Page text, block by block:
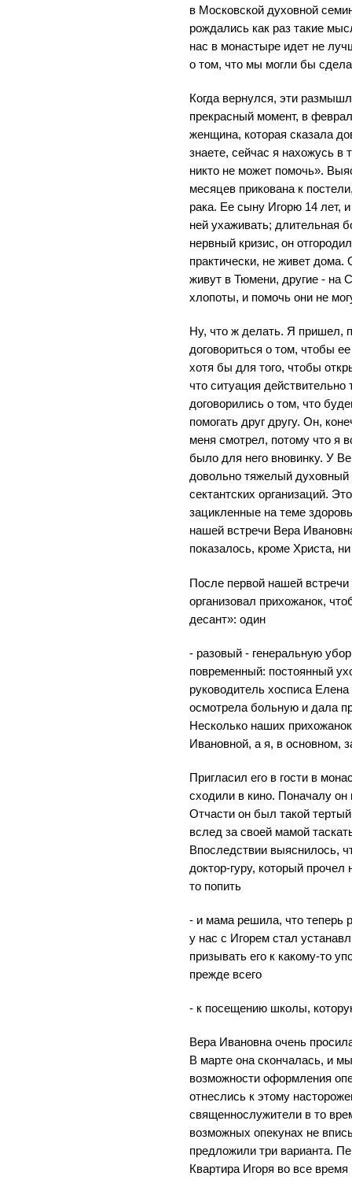
в Московской духовной
рождались как раз такие
нас в монастыре идет не
о том, что мы могли бы
Когда вернулся, эти
прекрасный момент, в
женщина, которая сказала
знаете, сейчас я нахожусь в
никто не может помочь».
месяцев прикована к
рака. Ее сыну Игорю 14 лет,
ней ухаживать; длительная
нервный кризис, он
практически, не живет
живут в Тюмени, другие - на
хлопоты, и помочь они не
Ну, что ж делать. Я пришел,
договориться о том, чтобы
хотя бы для того, чтобы
что ситуация
договорились о том, что
помогать друг другу. Он,
меня смотрел, потому что я
было для него вновинку. У
довольно тяжелый духовный
сектантских организаций.
зацикленные на теме
нашей встречи Вера
показалось, кроме Христа,
После первой нашей
организовал прихожанок,
десант»: один
- разовый - генеральную
повременный: постоянный
руководитель хосписа
осмотрела больную и дала
Несколько наших
Ивановной, а я, в основном,
Пригласил его в гости в
сходили в кино. Поначалу
Отчасти он был такой
вслед за своей мамой
Впоследствии выяснилось,
доктор-гуру, который
то попить
- и мама решила, что теперь
у нас с Игорем стал
призывать его к какому-то
прежде всего
- к посещению школы,
Вера Ивановна очень
В марте она скончалась, и
возможности оформления
отнеслись к этому
священнослужители в то
возможных опекунах не
предложили три варианта.
Квартира Игоря во все